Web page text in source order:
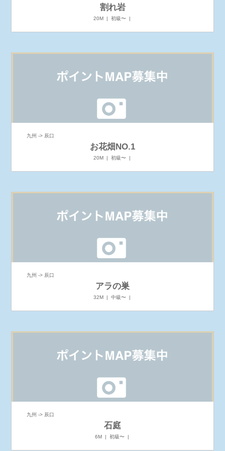
割れ岩
20M | 初級〜 |
九州 -> 辰口
お花畑NO.1
20M | 初級〜 |
九州 -> 辰口
アラの巣
32M | 中級〜 |
九州 -> 辰口
石庭
6M | 初級〜 |